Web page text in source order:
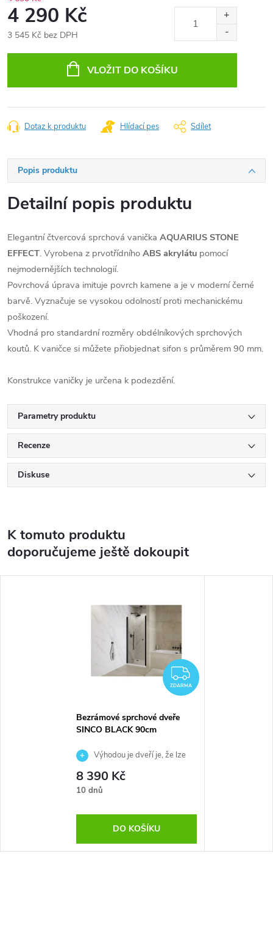
4 290 Kč
3 545 Kč bez DPH
VLOŽIT DO KOŠÍKU
Dotaz k produktu Hlídací pes Sdílet
Popis produktu
Detailní popis produktu
Elegantní čtvercová sprchová vanička AQUARIUS STONE
EFFECT. Vyrobena z prvotřídního ABS akrylátu pomocí
nejmodernějších technologií.
Povrchová úprava imituje povrch kamene a je v moderní černé
barvě. Vyznačuje se vysokou odolností proti mechanickému
poškození.
Vhodná pro standardní rozměry obdélníkových sprchových
koutů. K vaničce si můžete přiobjednat sifon s průměrem 90 mm.
Konstrukce vaničky je určena k podezdění.
Parametry produktu
Recenze
Diskuse
K tomuto produktu
doporučujeme ještě dokoupit
ZDARMA
ZDARMA
Bezrámové sprchové dveře
SINCO BLACK 90cm
Výhodou je dveří je, že lze
instalovat na pravou nebo na
levou stranu
8 390 Kč
10 dnů
DO KOŠÍKU